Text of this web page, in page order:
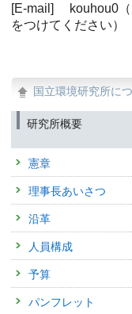
[E-mail] kouhou0（
をつけてください）
国立環境研究所に
研究所概要
憲章
理事長あいさつ
沿革
人員構成
予算
パンフレット